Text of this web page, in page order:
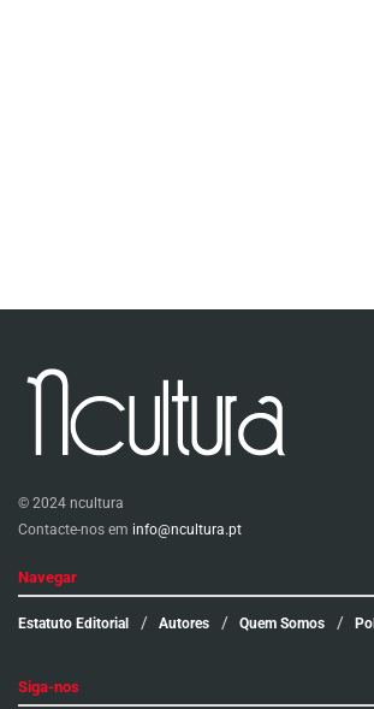
© 2024 ncultura
Contacte-nos em info@ncultura.pt
Navegar
Estatuto Editorial Autores Quem Somos
Siga-nos